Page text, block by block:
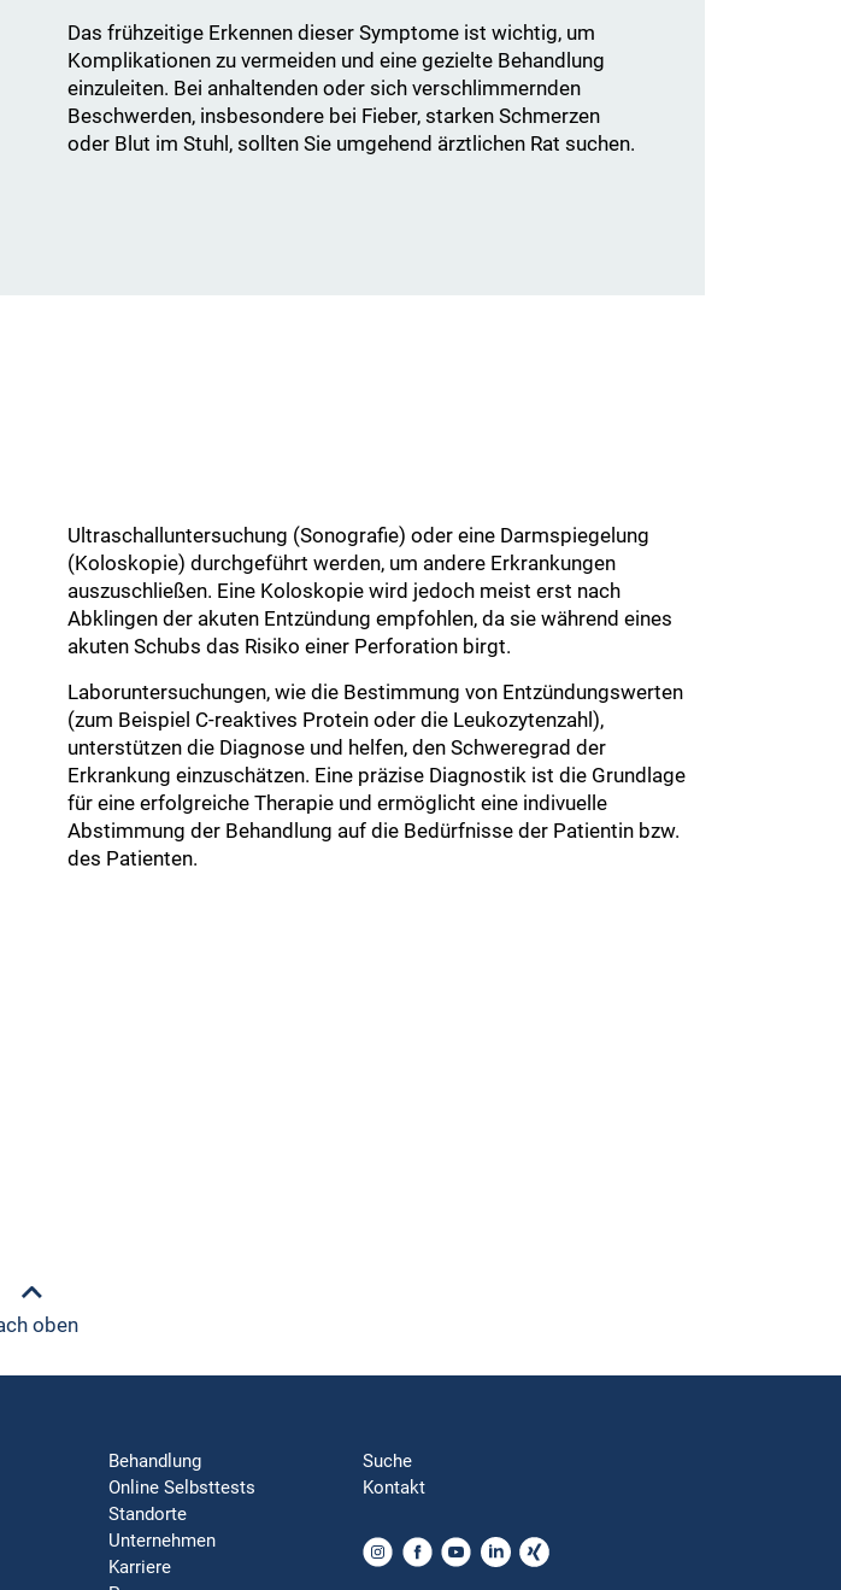
Das frühzeitige Erkennen dieser Symptome ist wichtig, um
Komplikationen zu vermeiden und eine gezielte Behandlung
einzuleiten. Bei anhaltenden oder sich verschlimmernden
Beschwerden, insbesondere bei Fieber, starken Schmerzen
oder Blut im Stuhl, sollten Sie umgehend ärztlichen Rat suchen.
Ultraschalluntersuchung (Sonografie) oder eine Darmspiegelung
(Koloskopie) durchgeführt werden, um andere Erkrankungen
auszuschließen. Eine Koloskopie wird jedoch meist erst nach
Abklingen der akuten Entzündung empfohlen, da sie während eines
akuten Schubs das Risiko einer Perforation birgt.
Laboruntersuchungen, wie die Bestimmung von Entzündungswerten
(zum Beispiel C-reaktives Protein oder die Leukozytenzahl),
unterstützen die Diagnose und helfen, den Schweregrad der
Erkrankung einzuschätzen. Eine präzise Diagnostik ist die Grundlage
für eine erfolgreiche Therapie und ermöglicht eine indivuelle
Abstimmung der Behandlung auf die Bedürfnisse der Patientin bzw.
des Patienten.
oben
Behandlung
Online Selbsttests
Standorte
Unternehmen
Karriere
Suche
Kontakt